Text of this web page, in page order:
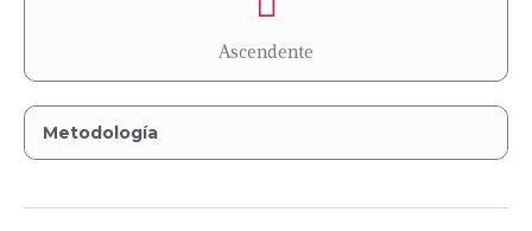
Ascendente
Metodología